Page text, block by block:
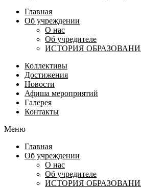
Главная
Об учреждении
О нас
Об учредителе
ИСТОРИЯ
Коллективы
Достижения
Новости
Афиша мероприятий
Галерея
Контакты
Меню
Главная
Об учреждении
О нас
Об учредителе
ИСТОРИЯ